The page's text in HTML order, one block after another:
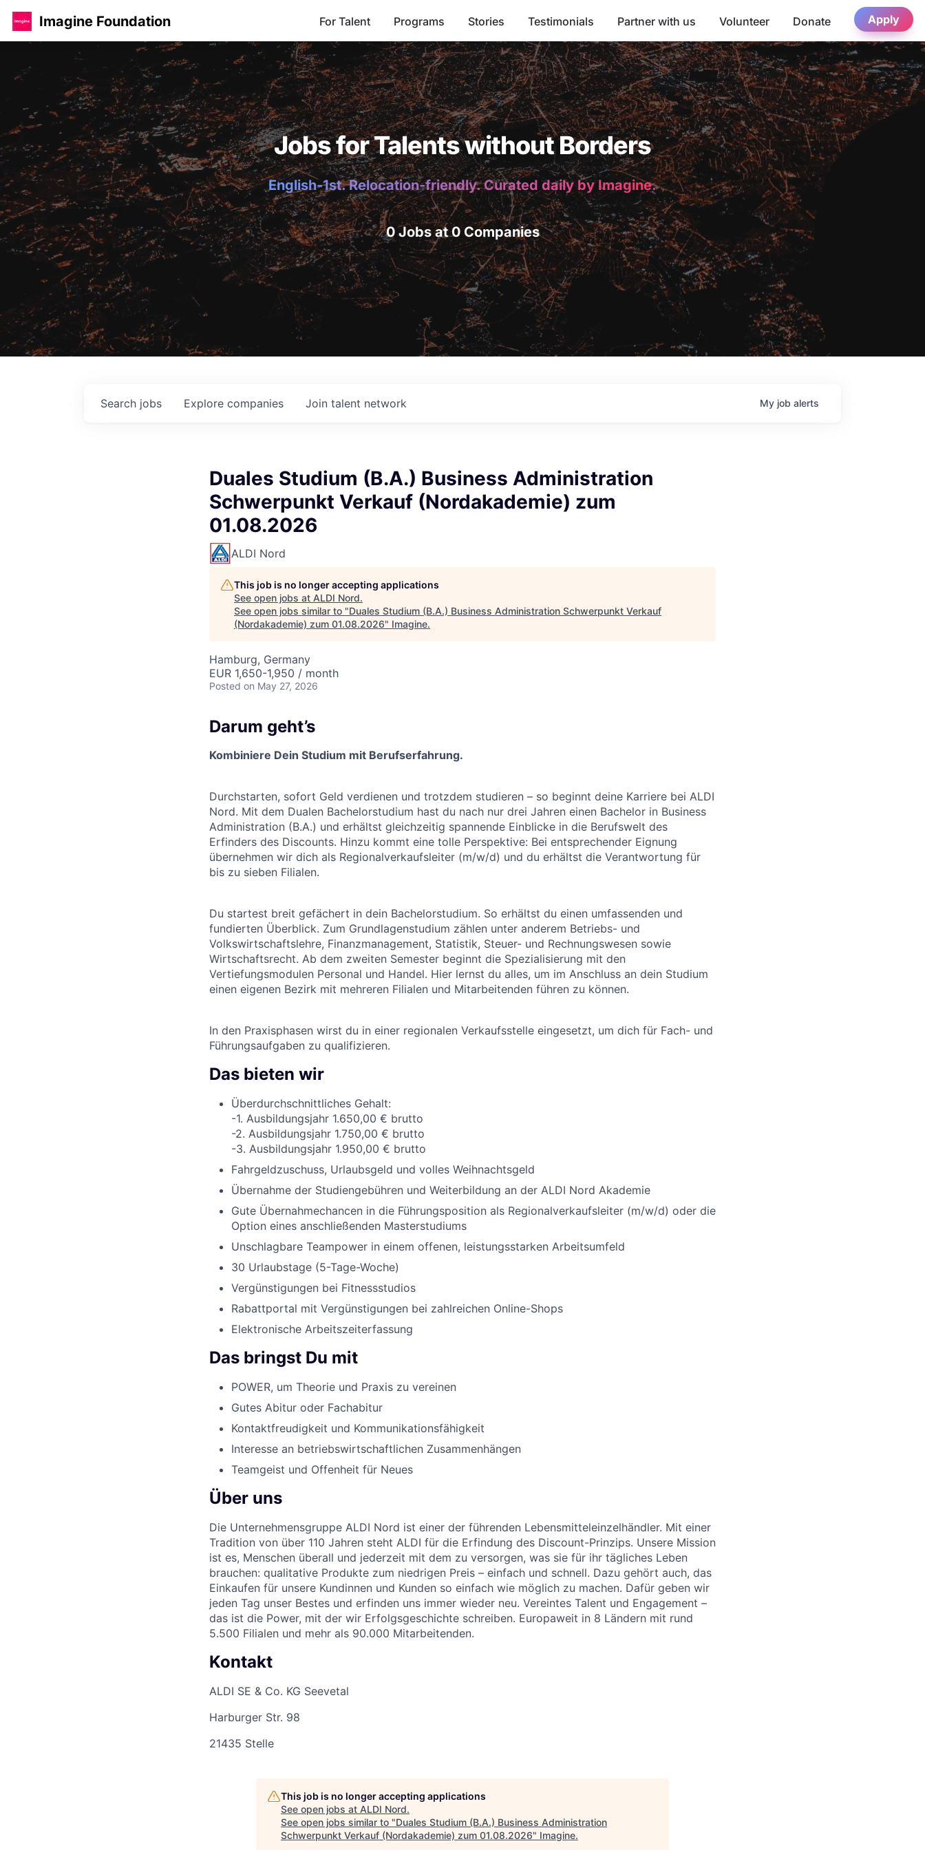
Imagine Foundation For Talent Programs Stories Testimonials Partner with us Volunteer Donate Apply
Jobs for Talents without Borders
English-1st. Relocation-friendly. Curated daily by Imagine.
0 Jobs at 0 Companies
Search jobs Explore companies Join talent network My job alerts
Duales Studium (B.A.) Business Administration
Schwerpunkt Verkauf (Nordakademie) zum
01.08.2026
ALDI Nord
This job is no longer accepting applications
See open jobs at ALDI Nord.
See open jobs similar to "Duales Studium (B.A.) Business Administration Schwerpunkt Verkauf
(Nordakademie) zum 01.08.2026" Imagine.
Hamburg, Germany
EUR 1,650-1,950 / month
Posted on May 27, 2026
Darum geht’s
Kombiniere Dein Studium mit Berufserfahrung.
Durchstarten, sofort Geld verdienen und trotzdem studieren – so beginnt deine Karriere bei ALDI
Nord. Mit dem Dualen Bachelorstudium hast du nach nur drei Jahren einen Bachelor in Business
Administration (B.A.) und erhältst gleichzeitig spannende Einblicke in die Berufswelt des
Erfinders des Discounts. Hinzu kommt eine tolle Perspektive: Bei entsprechender Eignung
übernehmen wir dich als Regionalverkaufsleiter (m/w/d) und du erhältst die Verantwortung für
bis zu sieben Filialen.
Du startest breit gefächert in dein Bachelorstudium. So erhältst du einen umfassenden und
fundierten Überblick. Zum Grundlagenstudium zählen unter anderem Betriebs- und
Volkswirtschaftslehre, Finanzmanagement, Statistik, Steuer- und Rechnungswesen sowie
Wirtschaftsrecht. Ab dem zweiten Semester beginnt die Spezialisierung mit den
Vertiefungsmodulen Personal und Handel. Hier lernst du alles, um im Anschluss an dein Studium
einen eigenen Bezirk mit mehreren Filialen und Mitarbeitenden führen zu können.
In den Praxisphasen wirst du in einer regionalen Verkaufsstelle eingesetzt, um dich für Fach- und
Führungsaufgaben zu qualifizieren.
Das bieten wir
Überdurchschnittliches Gehalt:
-1. Ausbildungsjahr 1.650,00 € brutto
-2. Ausbildungsjahr 1.750,00 € brutto
-3. Ausbildungsjahr 1.950,00 € brutto
Fahrgeldzuschuss, Urlaubsgeld und volles Weihnachtsgeld
Übernahme der Studiengebühren und Weiterbildung an der ALDI Nord Akademie
Gute Übernahmechancen in die Führungsposition als Regionalverkaufsleiter (m/w/d) oder die
Option eines anschließenden Masterstudiums
Unschlagbare Teampower in einem offenen, leistungsstarken Arbeitsumfeld
30 Urlaubstage (5-Tage-Woche)
Vergünstigungen bei Fitnessstudios
Rabattportal mit Vergünstigungen bei zahlreichen Online-Shops
Elektronische Arbeitszeiterfassung
Das bringst Du mit
POWER, um Theorie und Praxis zu vereinen
Gutes Abitur oder Fachabitur
Kontaktfreudigkeit und Kommunikationsfähigkeit
Interesse an betriebswirtschaftlichen Zusammenhängen
Teamgeist und Offenheit für Neues
Über uns
Die Unternehmensgruppe ALDI Nord ist einer der führenden Lebensmitteleinzelhändler. Mit einer
Tradition von über 110 Jahren steht ALDI für die Erfindung des Discount-Prinzips. Unsere Mission
ist es, Menschen überall und jederzeit mit dem zu versorgen, was sie für ihr tägliches Leben
brauchen: qualitative Produkte zum niedrigen Preis – einfach und schnell. Dazu gehört auch, das
Einkaufen für unsere Kundinnen und Kunden so einfach wie möglich zu machen. Dafür geben wir
jeden Tag unser Bestes und erfinden uns immer wieder neu. Vereintes Talent und Engagement –
das ist die Power, mit der wir Erfolgsgeschichte schreiben. Europaweit in 8 Ländern mit rund
5.500 Filialen und mehr als 90.000 Mitarbeitenden.
Kontakt
ALDI SE & Co. KG Seevetal
Harburger Str. 98
21435 Stelle
This job is no longer accepting applications
See open jobs at ALDI Nord.
See open jobs similar to "Duales Studium (B.A.) Business Administration
Schwerpunkt Verkauf (Nordakademie) zum 01.08.2026" Imagine.